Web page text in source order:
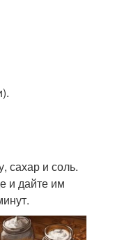
сахар и соль.
и дайте им